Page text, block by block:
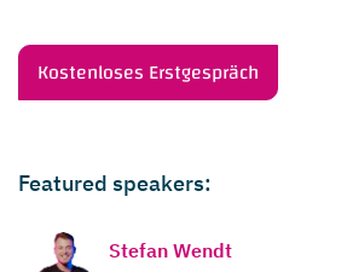
Kostenloses Erstgespräch
Featured speakers:
Stefan Wendt